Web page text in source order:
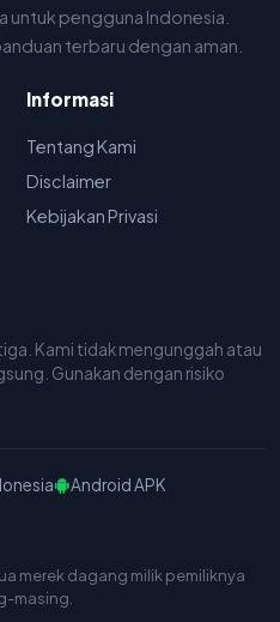
untuk pengguna Indonesia.
terbaru dengan aman.
Informasi
Tentang Kami
Disclaimer
Kebijakan Privasi
Kami tidak mengunggah atau
Gunakan dengan risiko
Android APK
merek dagang milik pemiliknya
masing.